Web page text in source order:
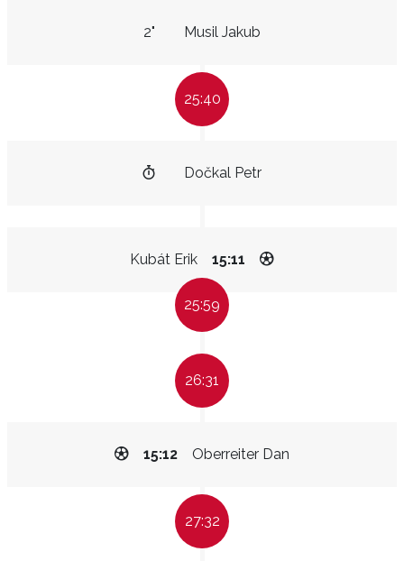
Musil Jakub
2"
25:40
Dočkal Petr
Kubát Erik 15:11
25:59
26:31
Oberreiter Dan
15:12
27:32